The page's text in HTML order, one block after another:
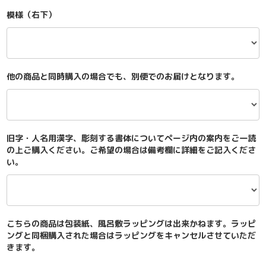
模様（右下）
他の商品と同時購入の場合でも、別便でのお届けとなります。
旧字・人名用漢字、彫刻する書体についてページ内の案内をご一読
の上ご購入ください。ご希望の場合は備考欄に詳細をご記入くださ
い。
こちらの商品は包装紙、風呂敷ラッピングは出来かねます。ラッピ
ングと同梱購入された場合はラッピングをキャンセルさせていただ
きます。